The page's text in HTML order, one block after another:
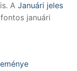
A Januári jeles
januári